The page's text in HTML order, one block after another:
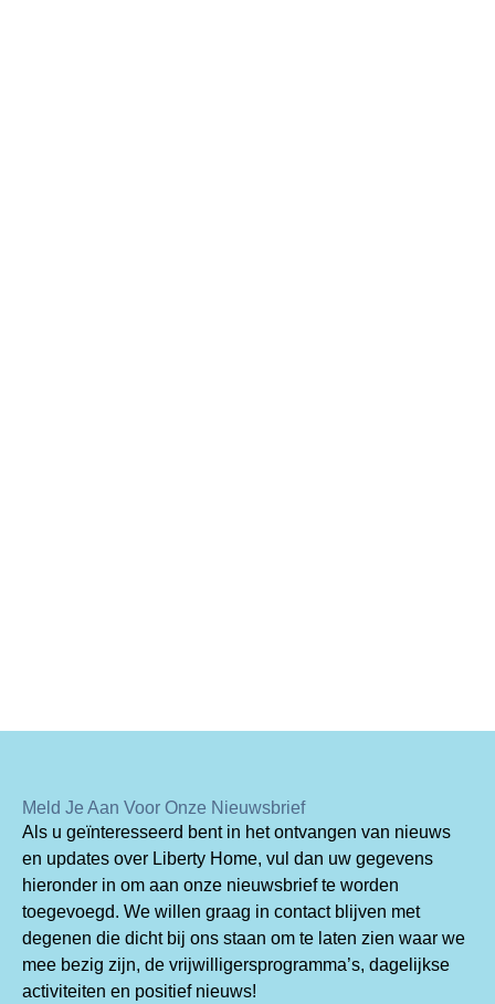
Meld Je Aan Voor Onze Nieuwsbrief
Als u geïnteresseerd bent in het ontvangen van nieuws
en updates over Liberty Home, vul dan uw gegevens
hieronder in om aan onze nieuwsbrief te worden
toegevoegd. We willen graag in contact blijven met
degenen die dicht bij ons staan om te laten zien waar we
mee bezig zijn, de vrijwilligersprogramma’s, dagelijkse
activiteiten en positief nieuws!